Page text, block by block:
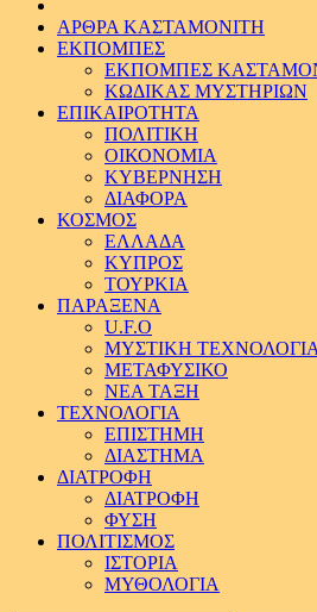
ΑΡΘΡΑ ΚΑΣΤΑΜΟΝΙΤΗ
ΕΚΠΟΜΠΕΣ
ΕΚΠΟΜΠΕΣ
ΚΩΔΙΚΑΣ ΜΥΣΤΗΡΙΩΝ
ΕΠΙΚΑΙΡΟΤΗΤΑ
ΠΟΛΙΤΙΚΗ
ΟΙΚΟΝΟΜΙΑ
ΚΥΒΕΡΝΗΣΗ
ΔΙΑΦΟΡΑ
ΚΟΣΜΟΣ
ΕΛΛΑΔΑ
ΚΥΠΡΟΣ
ΤΟΥΡΚΙΑ
ΠΑΡΑΞΕΝΑ
U.F.O
ΜΥΣΤΙΚΗ ΤΕΧΝΟΛΟΓΙΑ
ΜΕΤΑΦΥΣΙΚΟ
ΝΕΑ ΤΑΞΗ
ΤΕΧΝΟΛΟΓΙΑ
ΕΠΙΣΤΗΜΗ
ΔΙΑΣΤΗΜΑ
ΔΙΑΤΡΟΦΗ
ΔΙΑΤΡΟΦΗ
ΦΥΣΗ
ΠΟΛΙΤΙΣΜΟΣ
ΙΣΤΟΡΙΑ
ΜΥΘΟΛΟΓΙΑ